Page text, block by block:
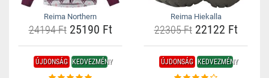
Reima Northern
24194 Ft25190 Ft
Reima Hiekalla
22305 Ft22122 Ft
ÚJDONSÁG KEDVEZMÉNY ÚJDONSÁG KEDVEZMÉNY